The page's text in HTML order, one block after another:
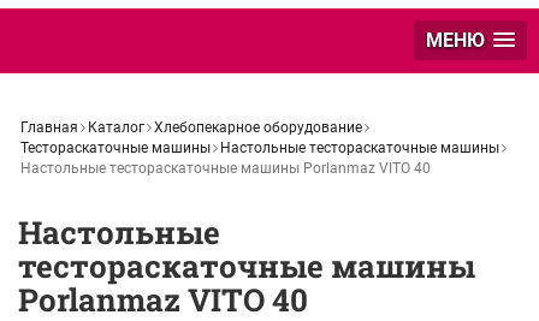
МЕНЮ
Главная Каталог Хлебопекарное оборудование
Тестораскаточные машины
Настольные тестораскаточные машины
Настольные тестораскаточные машины Porlanmaz VITO 40
Настольные
тестораскаточные машины
Porlanmaz VITO 40